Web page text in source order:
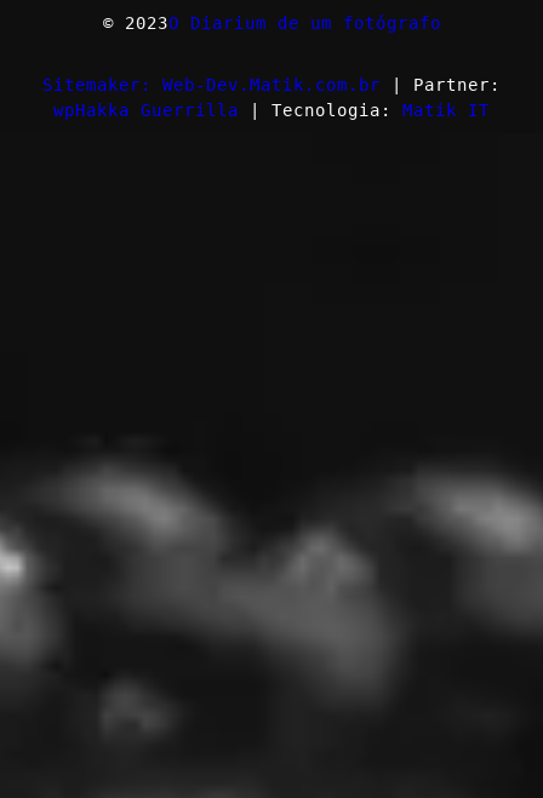
© 2023O Diarium de um fotógrafo
Sitemaker: Web-Dev.Matik.com.br | Partner:
wpHakka Guerrilla | Tecnologia: Matik IT